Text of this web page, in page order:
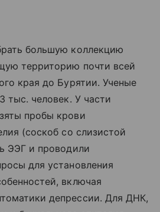
большую коллекцию
территорию почти всей
края до Бурятии. Ученые
тыс. человек. У части
пробы крови
(соскоб со слизистой
ЭЭГ и проводили
для установления
включая
депрессии. Для ДНК,